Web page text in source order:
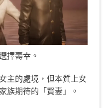
擇壽幸。
主的處境，但本質上女
族期待的「賢妻」。